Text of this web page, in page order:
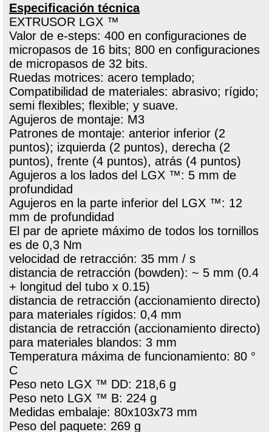
Especificación técnica
EXTRUSOR LGX ™
Valor de e-steps: 400 en configuraciones de
micropasos de 16 bits; 800 en configuraciones
de micropasos de 32 bits.
Ruedas motrices: acero templado;
Compatibilidad de materiales: abrasivo; rígido;
semi flexibles; flexible; y suave.
Agujeros de montaje: M3
Patrones de montaje: anterior inferior (2
puntos); izquierda (2 puntos), derecha (2
puntos), frente (4 puntos), atrás (4 puntos)
Agujeros a los lados del LGX ™: 5 mm de
profundidad
Agujeros en la parte inferior del LGX ™: 12
mm de profundidad
El par de apriete máximo de todos los tornillos
es de 0,3 Nm
velocidad de retracción: 35 mm / s
distancia de retracción (bowden): ~ 5 mm (0.4
+ longitud del tubo x 0.15)
distancia de retracción (accionamiento directo)
para materiales rígidos: 0,4 mm
distancia de retracción (accionamiento directo)
para materiales blandos: 3 mm
Temperatura máxima de funcionamiento: 80 °
C
Peso neto LGX ™ DD: 218,6 g
Peso neto LGX ™ B: 224 g
Medidas embalaje: 80x103x73 mm
Peso del paquete: 269 g